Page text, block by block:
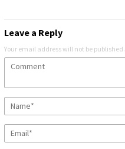
Leave a Reply
Your email address will not be published.